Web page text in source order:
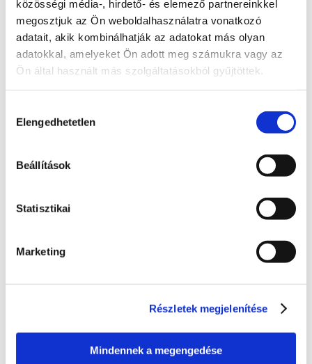
közösségi média-, hirdető- és elemező partnereinkkel
megosztjuk az Ön weboldalhasználatra vonatkozó
adatait, akik kombinálhatják az adatokat más olyan
adatokkal, amelyeket Ön adott meg számukra vagy az
Ön által használt más szolgáltatásokból gyűjtöttek.
kiválasztása
Elengedhetetlen
Beállítások
Statisztikai
Marketing
Részletek megjelenítése
Mindennek a megengedése
A probléma megoldásához csatolt dokumentum(ok):
Hozzászóláshoz bejelentkezés szükséges
Bejelentkezés után azonnal csatlakozhatsz a
Itt láthatod, hogy a bejelentett probléma jelenleg
Bejelentve
2026. június 24., szerda